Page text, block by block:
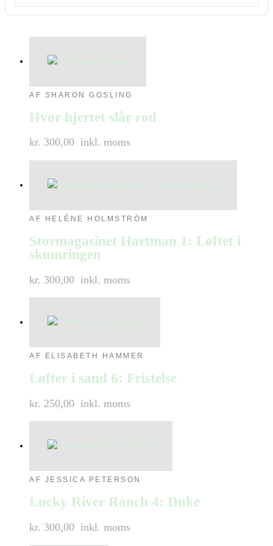
AF SHARON GOSLING
Hvor hjertet slår rod
kr. 300,00 inkl. moms
AF HELÉNE HOLMSTRÖM
Stormagasinet Hartman 1: Løftet i
skumringen
kr. 300,00 inkl. moms
AF ELISABETH HAMMER
Løfter i sand 6: Fristelse
kr. 250,00 inkl. moms
AF JESSICA PETERSON
Lucky River Ranch 4: Duke
kr. 300,00 inkl. moms